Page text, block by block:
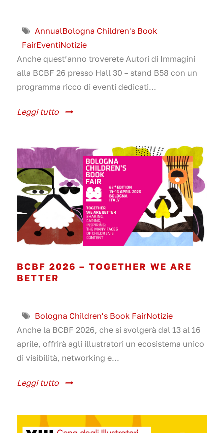
AnnualBologna Children's Book
FairEventiNotizie
Anche quest’anno troverete Autori di Immagini
alla BCBF 26 presso Hall 30 – stand B58 con un
programma ricco di eventi dedicati...
Leggi tutto
BCBF 2026 – TOGETHER WE ARE
BETTER
Bologna Children's Book FairNotizie
Anche la BCBF 2026, che si svolgerà dal 13 al 16
aprile, offrirà agli illustratori un ecosistema unico
di visibilità, networking e...
Leggi tutto